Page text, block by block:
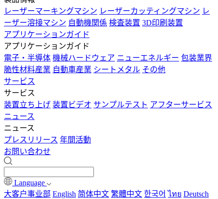
レーザーマーキングマシン レーザーカッティングマシン レ
ーザー溶接マシン 自動機関係 検査装置 3D印刷装置
アプリケーションガイド
アプリケーションガイド
電子・半導体 機械ハードウェア ニューエネルギー 包装業界
脆性材料産業 自動車産業 シートメタル その他
サービス
サービス
装置立ち上げ 装置ビデオ サンプルテスト アフターサービス
ニュース
ニュース
プレスリリース 年間活動
お問い合わせ
Language
大客户事业部 English 简体中文 繁體中文 한국어 ไทย Deutsch